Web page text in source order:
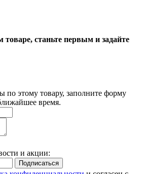
товаре, станьте первым и задайте
по этому товару, заполните форму
время.
и акции:
Подписаться